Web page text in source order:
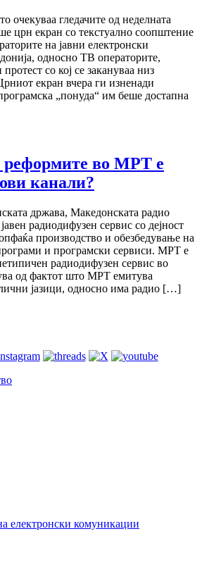
очекуваа гледачите од неделната
црн екран со текстуално соопштение
на јавни електронски
односно ТВ операторите,
со кој се закануваа низ
екран вчера ги изненади
„понуда“ им беше достапна
реформите во МРТ е
канали?
држава, Македонската радио
радиодифузен сервис со дејност
производство и обезбедување на
и програмски сервиси. МРТ е
радиодифузен сервис во
од фактот што МРТ емитува
јазици, односно има радио […]